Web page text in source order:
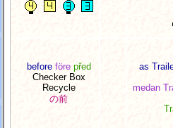
before före před
Checker Box
Recycle
の前
as
medan